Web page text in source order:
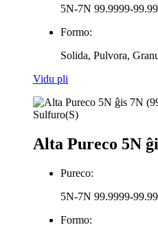
5N-7N 99.9999-
Formo:
Solida, Pulvora,
Vidu pli
Alta Pureco 5N
Pureco:
5N-7N 99.9999-
Formo: